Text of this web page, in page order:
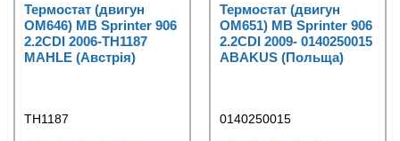
Термостат (двигун
OM646) MB Sprinter 906
2.2CDI 2006-TH1187
MAHLE (Австрія)
TH1187
Термостат (двигун
OM651) MB Sprinter 906
2.2CDI 2009- 0140250015
ABAKUS (Польща)
0140250015